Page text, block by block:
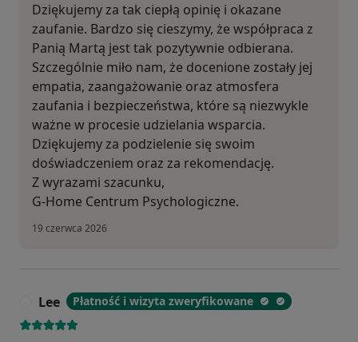
Dziękujemy za tak ciepłą opinię i okazane
zaufanie. Bardzo się cieszymy, że współpraca z
Panią Martą jest tak pozytywnie odbierana.
Szczególnie miło nam, że docenione zostały jej
empatia, zaangażowanie oraz atmosfera
zaufania i bezpieczeństwa, które są niezwykle
ważne w procesie udzielania wsparcia.
Dziękujemy za podzielenie się swoim
doświadczeniem oraz za rekomendację.
Z wyrazami szacunku,
G-Home Centrum Psychologiczne.
19 czerwca 2026
Lee Płatność i wizyta zweryfikowane